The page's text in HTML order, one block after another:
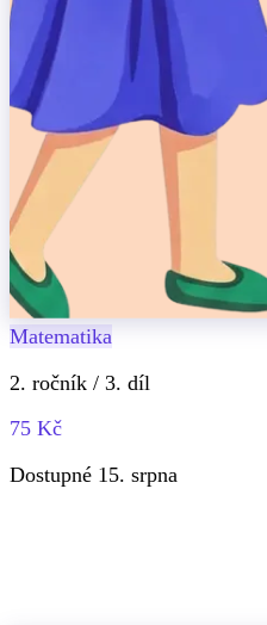
Matematika
2. ročník / 3. díl
75 Kč
Dostupné 15. srpna